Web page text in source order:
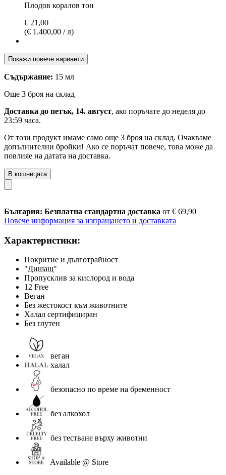
Плодов коралов тон
€ 21,00
(€ 1.400,00 / л)
Покажи повече варианти
Съдържание: 15 мл
Още 3 броя на склад
Доставка до петък, 14. август, ако поръчате до неделя до
23:59 часа.
От този продукт имаме само още 3 броя на склад. Очакваме
допълнителни бройки! Ако се поръчат повече, това може да
повлияе на датата на доставка.
В кошницата
България: Безплатна стандартна доставка от € 69,90
Повече информация за изпращането и доставката
Характеристики:
Покритие и дълготрайност
"Дишащ"
Пропусклив за кислород и вода
12 Free
Веган
Без жестокост към животните
Халал сертифициран
Без глутен
веган
халал
безопасно по време на бременност
без алкохол
без тестване върху животни
Available @ Store